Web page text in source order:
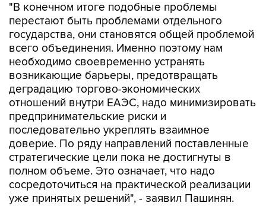
"В конечном итоге подобные проблемы
перестают быть проблемами отдельного
государства, они становятся общей проблемой
всего объединения. Именно поэтому нам
необходимо своевременно устранять
возникающие барьеры, предотвращать
деградацию торгово-экономических
отношений внутри ЕАЭС, надо минимизировать
предпринимательские риски и
последовательно укреплять взаимное
доверие. По ряду направлений поставленные
стратегические цели пока не достигнуты в
полном объеме. Это означает, что надо
сосредоточиться на практической реализации
уже принятых решений", - заявил Пашинян.